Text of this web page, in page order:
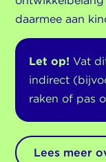
daarmee aan
Let op! Vat
indirect
raken of pas
Lees meer